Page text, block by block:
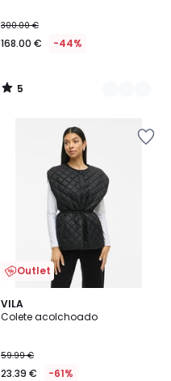
300.00 €
168.00 € -44%
5
/
Outlet
VILA
Colete acolchoado
59.99 €
23.39 € -61%
5
/